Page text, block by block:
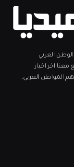
العربي
والعالم، تأسست عام 2002. تابع معنا اخر اخبار
المواطن العربي.